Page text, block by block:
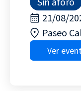
21/08/
Paseo
Ver